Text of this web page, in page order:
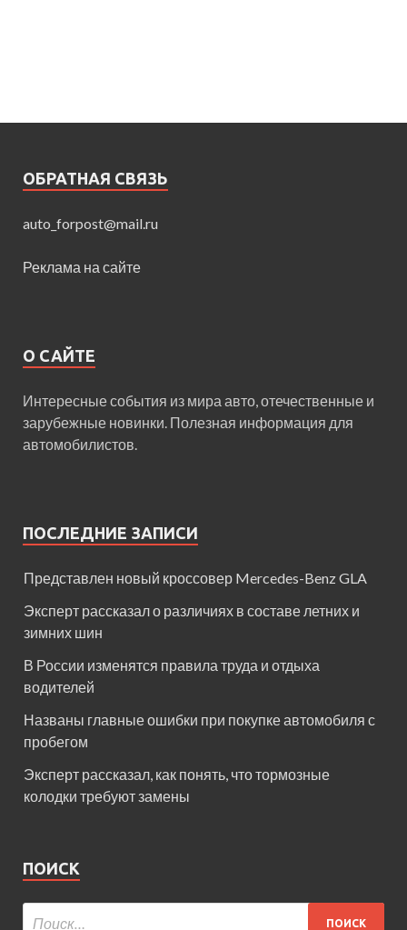
ОБРАТНАЯ СВЯЗЬ
auto_forpost@mail.ru
Реклама на сайте
О САЙТЕ
Интересные события из мира авто, отечественные и
зарубежные новинки. Полезная информация для
автомобилистов.
ПОСЛЕДНИЕ ЗАПИСИ
Представлен новый кроссовер Mercedes-Benz GLA
Эксперт рассказал о различиях в составе летних и
зимних шин
В России изменятся правила труда и отдыха
водителей
Названы главные ошибки при покупке автомобиля с
пробегом
Эксперт рассказал, как понять, что тормозные
колодки требуют замены
ПОИСК